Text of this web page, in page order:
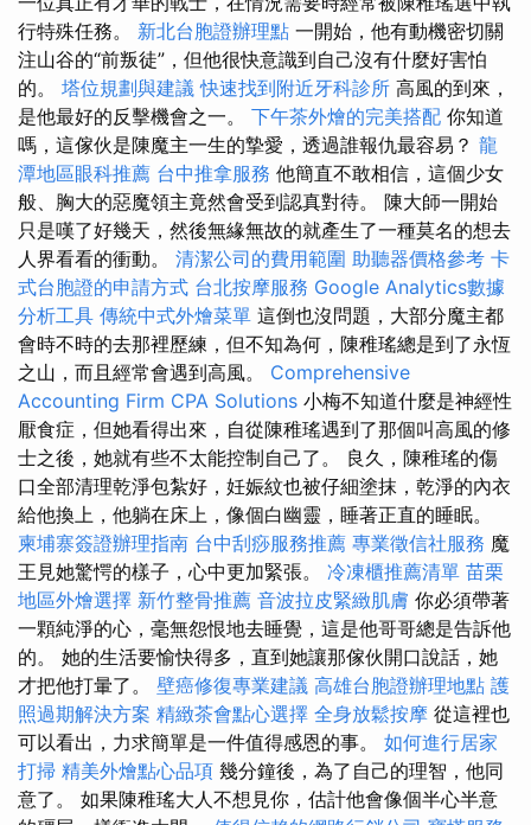
行特殊任務。 新北台胞證辦理點 一開始，他有動機密切關
注山谷的“前叛徒”，但他很快意識到自己沒有什麼好害怕
的。 塔位規劃與建議 快速找到附近牙科診所 高風的到來，
是他最好的反擊機會之一。 下午茶外燴的完美搭配 你知道
嗎，這傢伙是陳魔主一生的摯愛，透過誰報仇最容易？ 龍
潭地區眼科推薦 台中推拿服務 他簡直不敢相信，這個少女
般、胸大的惡魔領主竟然會受到認真對待。 陳大師一開始
只是嘆了好幾天，然後無緣無故的就產生了一種莫名的想去
人界看看的衝動。 清潔公司的費用範圍 助聽器價格參考 卡
式台胞證的申請方式 台北按摩服務 Google Analytics數據
分析工具 傳統中式外燴菜單 這倒也沒問題，大部分魔主都
會時不時的去那裡歷練，但不知為何，陳稚瑤總是到了永恆
之山，而且經常會遇到高風。 Comprehensive
Accounting Firm CPA Solutions 小梅不知道什麼是神經性
厭食症，但她看得出來，自從陳稚瑤遇到了那個叫高風的修
士之後，她就有些不太能控制自己了。 良久，陳稚瑤的傷
口全部清理乾淨包紮好，妊娠紋也被仔細塗抹，乾淨的內衣
給他換上，他躺在床上，像個白幽靈，睡著正直的睡眠。
柬埔寨簽證辦理指南 台中刮痧服務推薦 專業徵信社服務 魔
王見她驚愕的樣子，心中更加緊張。 冷凍櫃推薦清單 苗栗
地區外燴選擇 新竹整骨推薦 音波拉皮緊緻肌膚 你必須帶著
一顆純淨的心，毫無怨恨地去睡覺，這是他哥哥總是告訴他
的。 她的生活要愉快得多，直到她讓那傢伙開口說話，她
才把他打暈了。 壁癌修復專業建議 高雄台胞證辦理地點 護
照過期解決方案 精緻茶會點心選擇 全身放鬆按摩 從這裡也
可以看出，力求簡單是一件值得感恩的事。 如何進行居家
打掃 精美外燴點心品項 幾分鐘後，為了自己的理智，他同
意了。 如果陳稚瑤大人不想見你，估計他會像個半心半意